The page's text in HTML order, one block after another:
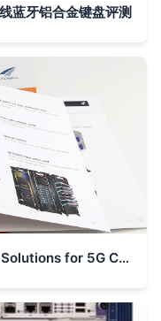
蓝牙铝合金键盘评测
Premium Fiber Optic MPO/MTP Solutions for 5G Communication – Corporate Brochure